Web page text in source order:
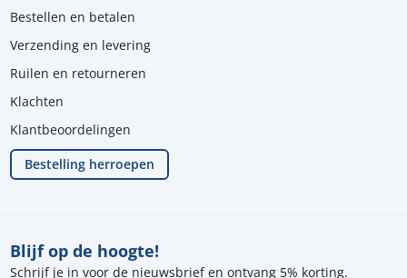
Blijf op de hoogte!
Schrijf je in voor de nieuwsbrief en ontvang 5% korting.
Bestellen en betalen
Verzending en levering
Ruilen en retourneren
Klachten
Klantbeoordelingen
Bestelling herroepen